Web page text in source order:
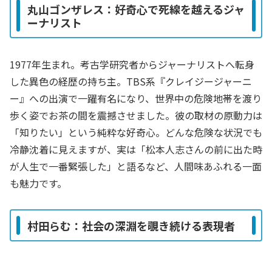
丸山ゴンザレス：好奇心で死線を越えるジャ
ーナリスト
1977年生まれ。考古学研究者からジャーナリストへ転身
した異色の経歴の持ち主。TBS系『クレイジージャーニ
ー』への出演で一躍有名になり、世界中の危険地帯を渡り
歩く姿でお茶の間を震撼させました。彼の取材の原動力は
「知りたい」という純粋な好奇心。どんな危険な状況でも
冷静沈着に見えますが、実は「松本人志さんの前に出た時
が人生で一番緊張した」と語るなど、人間味あふれる一面
も魅力です。
村田らむ：社会の深淵を覗き続ける表現者